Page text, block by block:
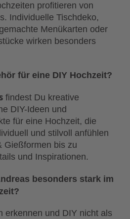
profitieren von
Individuelle Tischdeko,
Menükarten oder
wirken besonders
für eine DIY Hochzeit?
findest Du kreative
DIY-Ideen und
für eine Hochzeit, die
und stilvoll anfühlen
Gießformen bis zu
und Inspirationen.
besonders stark im
erkennen und DIY nicht als